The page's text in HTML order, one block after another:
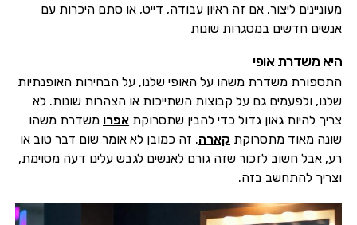
מעוניינים ליצור, אם זה ראיון עבודה, דייט, או סתם היכרות עם
אנשים חדשים במסגרות שונות
היא משדרת אופי
התספורת משדרת משהו על האופי שלנו, על הבחירות האופנתיות
שלנו, ולפעמים גם על קבוצות השתייכות או הצהרות שונות. לא
צריך להיות גאון גדול כדי להבין שתסרוקת אפרו משדרת משהו
שונה מאוד מתסרוקת קארה. זה כמובן לא אומר שום דבר טוב או
רע, אבל חשוב לזכור שזה גורם לאנשים לגבש עלינו דעה מסוימת,
וצריך להתחשב בזה.